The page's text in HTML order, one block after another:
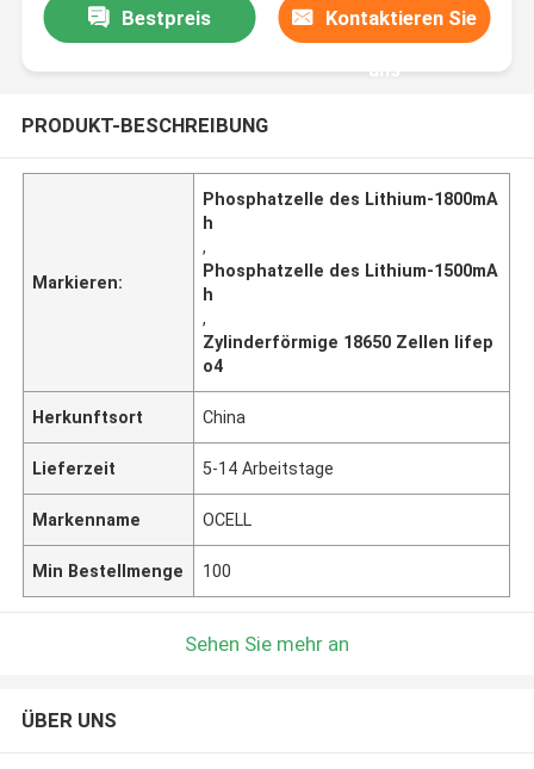
Bestpreis Kontaktieren Sie
uns
PRODUKT-BESCHREIBUNG
Markieren:
Phosphatzelle des Lithium-1800mA
h
,
Phosphatzelle des Lithium-1500mA
h
,
Zylinderförmige 18650 Zellen lifep
o4
Herkunftsort China
Lieferzeit 5-14 Arbeitstage
Markenname OCELL
Min Bestellmenge 100
Sehen Sie mehr an
ÜBER UNS